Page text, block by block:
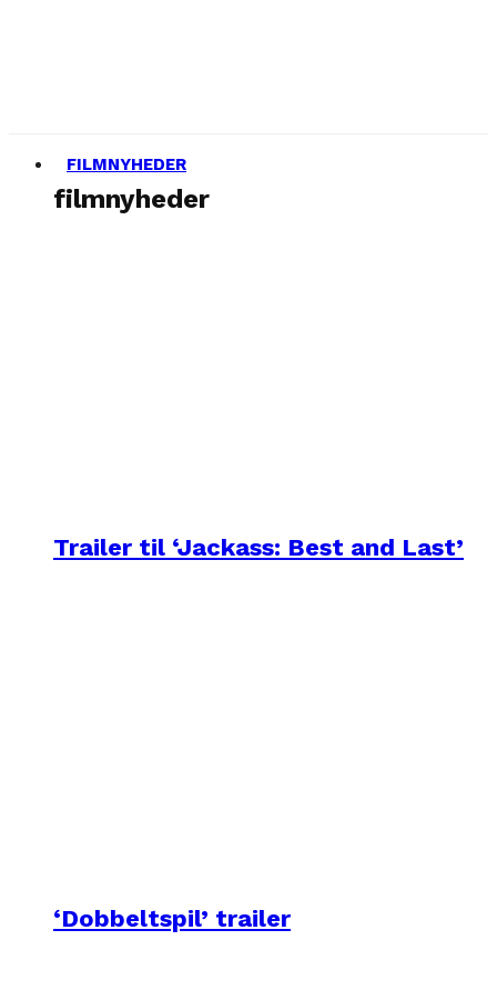
FILMNYHEDER
filmnyheder
Trailer til ‘Jackass: Best and Last’
‘Dobbeltspil’ trailer